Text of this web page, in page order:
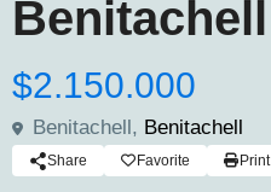
Benitachell
$2.150.000
Benitachell, Benitachell
Share Favorite Print